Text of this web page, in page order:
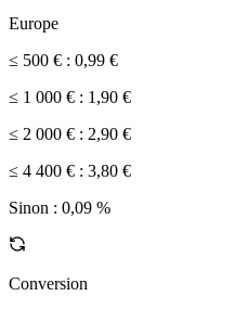
Europe
≤ 500 € : 0,99 €
≤ 1 000 € : 1,90 €
≤ 2 000 € : 2,90 €
≤ 4 400 € : 3,80 €
Sinon : 0,09 %
Conversion